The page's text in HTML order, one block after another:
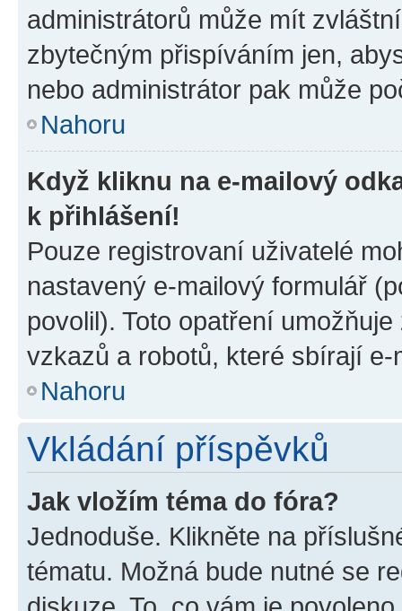
administrátorů může mít
zbytečným přispíváním jen,
nebo administrátor pak může
Nahoru
Když kliknu na e-mailový
k přihlášení!
Pouze registrovaní uživatelé
nastavený e-mailový formulář
povolil). Toto opatření
vzkazů a robotů, které sbírají e-
Nahoru
Vkládání příspěvků
Jak vložím téma do fóra?
Jednoduše. Klikněte na
tématu. Možná bude nutné se